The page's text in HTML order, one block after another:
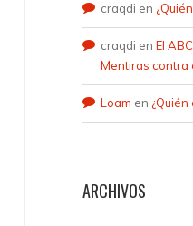
craqdi en
craqdi en El
Mentiras contra
Loam en ¿Quién
ARCHIVOS